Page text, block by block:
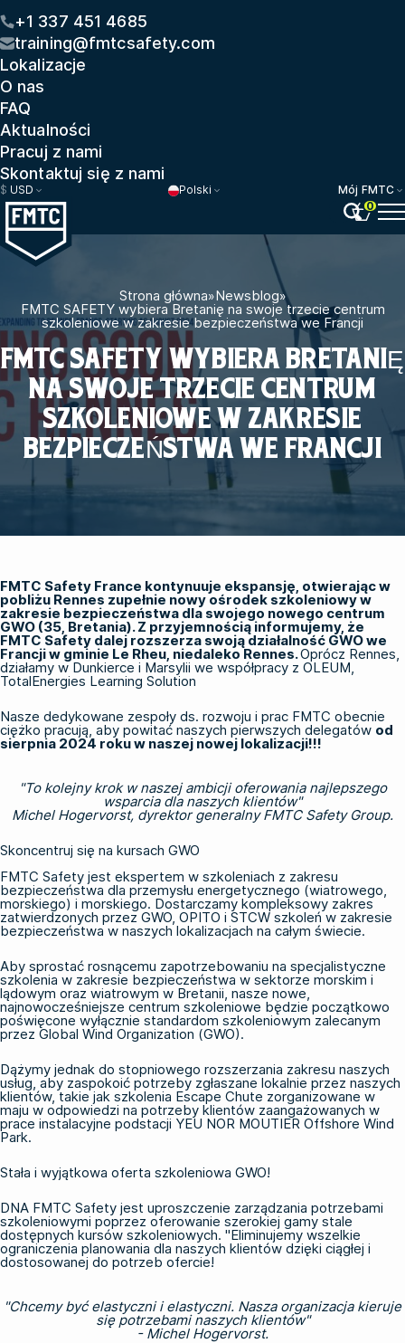
+1 337 451 4685
training@fmtcsafety.com
Lokalizacje
O nas
FAQ
Aktualności
Pracuj z nami
Skontaktuj się z nami
$ USD Polski
Mój FMTC
0
Strona główna»Newsblog»
FMTC SAFETY wybiera Bretanię na swoje trzecie centrum
szkoleniowe w zakresie bezpieczeństwa we Francji
FMTC SAFETY WYBIERA BRETANIĘ
NA SWOJE TRZECIE CENTRUM
SZKOLENIOWE W ZAKRESIE
BEZPIECZEŃSTWA WE FRANCJI
FMTC Safety France kontynuuje ekspansję, otwierając w
pobliżu Rennes zupełnie nowy ośrodek szkoleniowy w
zakresie bezpieczeństwa dla swojego nowego centrum
GWO (35, Bretania). Z przyjemnością informujemy, że
FMTC Safety dalej rozszerza swoją działalność GWO we
Francji w gminie Le Rheu, niedaleko Rennes.Oprócz Rennes,
działamy w Dunkierce i Marsylii we współpracy z OLEUM,
TotalEnergies Learning Solution
Nasze dedykowane zespoły ds. rozwoju i prac FMTC obecnie
ciężko pracują, aby powitać naszych pierwszych delegatów od
sierpnia 2024 roku w naszej nowej lokalizacji!!!
"To kolejny krok w naszej ambicji oferowania najlepszego
wsparcia dla naszych klientów"
Michel Hogervorst, dyrektor generalny FMTC Safety Group.
Skoncentruj się na kursach GWO
FMTC Safety jest ekspertem w szkoleniach z zakresu
bezpieczeństwa dla przemysłu energetycznego (wiatrowego,
morskiego) i morskiego. Dostarczamy kompleksowy zakres
zatwierdzonych przez GWO, OPITO i STCW szkoleń w zakresie
bezpieczeństwa w naszych lokalizacjach na całym świecie.
Aby sprostać rosnącemu zapotrzebowaniu na specjalistyczne
szkolenia w zakresie bezpieczeństwa w sektorze morskim i
lądowym oraz wiatrowym w Bretanii, nasze nowe,
najnowocześniejsze centrum szkoleniowe będzie początkowo
poświęcone wyłącznie standardom szkoleniowym zalecanym
przez Global Wind Organization (GWO).
Dążymy jednak do stopniowego rozszerzania zakresu naszych
usług, aby zaspokoić potrzeby zgłaszane lokalnie przez naszych
klientów, takie jak szkolenia Escape Chute zorganizowane w
maju w odpowiedzi na potrzeby klientów zaangażowanych w
prace instalacyjne podstacji YEU NOR MOUTIER Offshore Wind
Park.
Stała i wyjątkowa oferta szkoleniowa GWO!
DNA FMTC Safety jest uproszczenie zarządzania potrzebami
szkoleniowymi poprzez oferowanie szerokiej gamy stale
dostępnych kursów szkoleniowych. "Eliminujemy wszelkie
ograniczenia planowania dla naszych klientów dzięki ciągłej i
dostosowanej do potrzeb ofercie!
"Chcemy być elastyczni i elastyczni. Nasza organizacja kieruje
się potrzebami naszych klientów"
- Michel Hogervorst.